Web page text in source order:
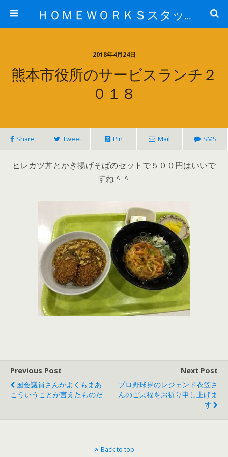
ＨＯＭＥＷＯＲＫＳスタッフ日記ブログ
2018年4月24日
熊本市役所のサービスランチ２
０１８
Share Tweet Pin Mail SMS
ヒレカツ丼とかき揚げそばのセットで５００円はいいで
すね＾＾
Previous Post
国会議員さんがよくもまあ
こういうことが言えたものだ
Next Post
プロ野球界のレジェンド衣笠さ
んのご冥福をお祈り申し上げま
す
Back to top